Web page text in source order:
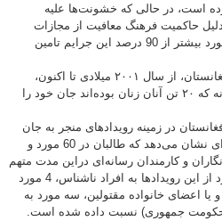
است، در حالی که خشونت‌ها علیه
حاکمیت فرهنگ معافیت از مجازات
جرایم علیه خبرنگاران، عدالت در مورد بیشتر از 90 درصد این جرایم تامین
بر پایه یافته‌های مرکز خبرنگاران افغانستان، از سال ۲۰۰۱ میلادی تا اکنون،
دست‌کم 128 خبرنگار و کارمند رسانه که ۲۰ تن آنان زنان بوده‌اند جان خود را
در زمینه رویدادهای منجر به جان
باختن خبرنگاران و کارمندان رسانه‌ای نشان می‌دهد که طالبان در 60 مورد و
و کارمندان رسانه‌ای دراین مدت متهم
شده‌اند و یا مظنون هستند. 21 مورد از این رویدادها به افراد ناشناس، 4 مورد
اعضای خانواده مقتولین، سه مورد به
جمهوری) نسبت داده شده است.